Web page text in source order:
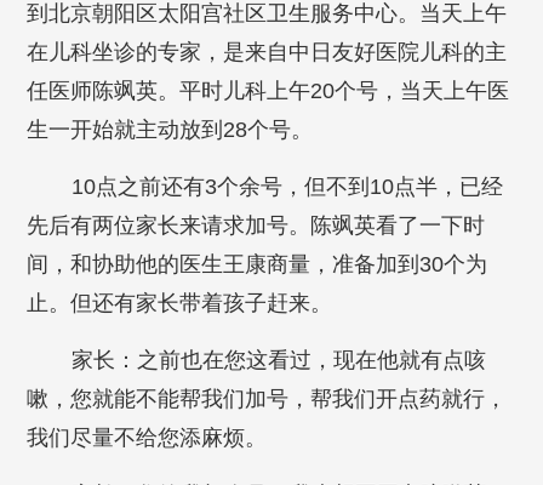
到北京朝阳区太阳宫社区卫生服务中心。当天上午
在儿科坐诊的专家，是来自中日友好医院儿科的主
任医师陈飒英。平时儿科上午20个号，当天上午医
生一开始就主动放到28个号。
10点之前还有3个余号，但不到10点半，已经
先后有两位家长来请求加号。陈飒英看了一下时
间，和协助他的医生王康商量，准备加到30个为
止。但还有家长带着孩子赶来。
家长：之前也在您这看过，现在他就有点咳
嗽，您就能不能帮我们加号，帮我们开点药就行，
我们尽量不给您添麻烦。